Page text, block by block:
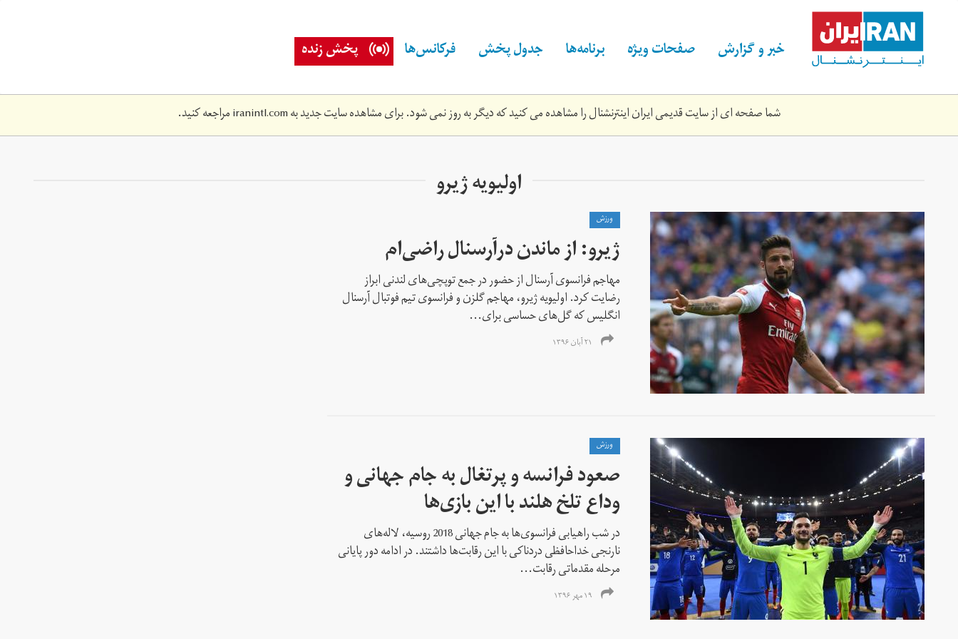
content خبر و گزارش صفحات ویژه برنامه‌ها جدول پخش فرکانس‌ها پخش زنده
شما صفحه ای از سایت قدیمی ایران اینترنشنال را مشاهده می کنید که دیگر به روز نمی شود. برای مشاهده سایت جدید بهiranintl.comمراجعه کنید.
اولیویه ژیرو
ورزش
ژیرو: از ماندن درآرسنال راضی‌ام
مهاجم فرانسوی آرسنال از حضور در جمع توپچی‌های لندنی ابراز
رضایت کرد. اولیویه ژیرو، مهاجم گلزن و فرانسوی تیم فوتبال آرسنال
انگلیس که گل‌های حساسی برای...
۲۱ آبان ۱۳۹۶
ورزش
صعود فرانسه و پرتغال به جام جهانی و
وداع تلخ هلند با این بازی‌ها
در شب راهیابی فرانسوی‌ها به جام جهانی 2018 روسیه، لاله‌های
نارنجی خداحافظی دردناکی با این رقابت‌ها داشتند. در ادامه دور پایانی
مرحله مقدماتی رقابت‌...
۱۹ مهر ۱۳۹۶